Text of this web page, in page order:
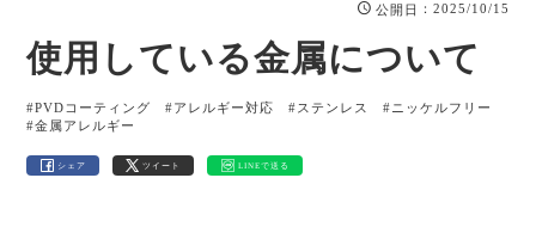
公開日 ：2025/10/15
使用している金属について
#PVDコーティング #アレルギー対応 #ステンレス
#ニッケルフリー
#金属アレルギー
シェア ツイート LINEで送る